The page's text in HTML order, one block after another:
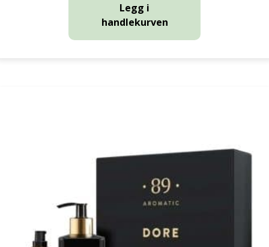
Legg i
handlekurven